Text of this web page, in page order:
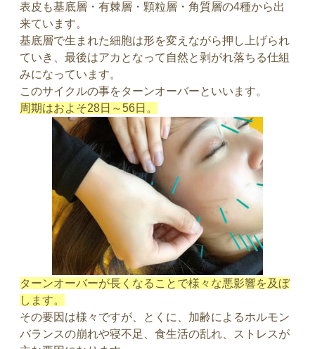
表皮も基底層・有棘層・顆粒層・角質層の4種から出
来ています。
基底層で生まれた細胞は形を変えながら押し上げられ
ていき、最後はアカとなって自然と剥がれ落ちる仕組
みになっています。
このサイクルの事をターンオーバーといいます。
周期はおよそ28日～56日。
ターンオーバーが長くなることで様々な悪影響を及ぼ
します。
その要因は様々ですが、とくに、加齢によるホルモン
バランスの崩れや寝不足、食生活の乱れ、ストレスが